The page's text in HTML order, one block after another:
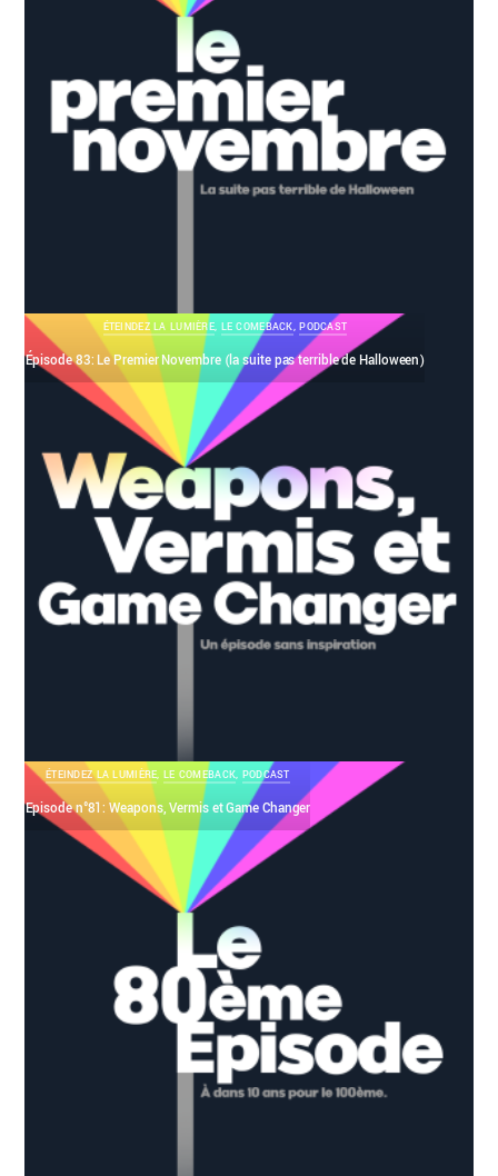
ÉTEINDEZ LA LUMIÈRE, LE COMEBACK,PODCAST
Épisode 83: Le Premier Novembre (la suite pas terrible de Halloween)
ÉTEINDEZ LA LUMIÈRE, LE COMEBACK, PODCAST
Episode n°81: Weapons, Vermis et Game Changer